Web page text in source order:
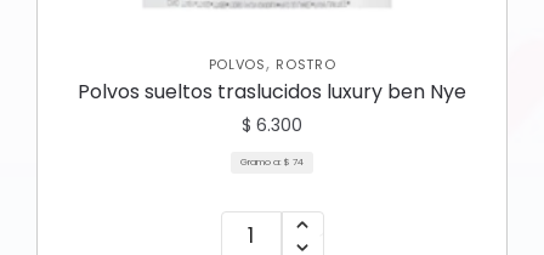
POLVOS, ROSTRO
Polvos sueltos traslucidos luxury ben Nye
$ 6.300
Gramo a: $ 74